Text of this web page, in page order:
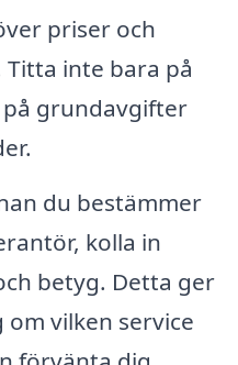
priser och
inte bara på
grundavgifter
du bestämmer
kolla in
betyg. Detta ger
vilken service